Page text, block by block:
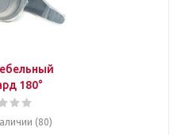
180°
(80)